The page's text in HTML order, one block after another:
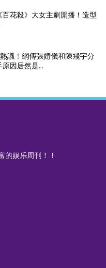
花殺》大女主劇開播！造型
議！網傳張婧儀和陳飛宇分
因居然是…
的娱乐周刊！！